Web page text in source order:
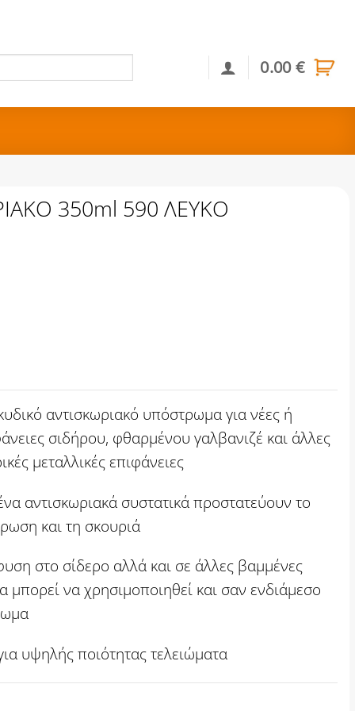
0.00€
350ml 590 ΛΕΥΚΟ
αντισκωριακό υπόστρωμα για νέες ή
σιδήρου, φθαρμένου γαλβανιζέ και άλλες
μεταλλικές επιφάνειες
αντισκωριακά συστατικά προστατεύουν το
και τη σκουριά
στο σίδερο αλλά και σε άλλες βαμμένες
μπορεί να χρησιμοποιηθεί και σαν ενδιάμεσο
υψηλής ποιότητας τελειώματα